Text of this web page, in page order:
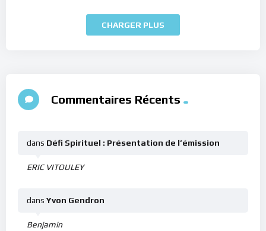
CHARGER PLUS
Commentaires Récents
ERIC VITOULEY
dans Défi Spirituel : Présentation de l’émission
Benjamin
dans Yvon Gendron